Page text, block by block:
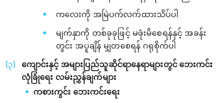
ကလေးကို အမြဲပက်လက်ထားသိပ်ပါ
မျက်နှာကို တစ်ခုခုဖြင့် မဖုံးမိစေရန်နှင့် အခန်း
တွင်း အပူချိန် မျှတစေရန် ဂရုစိုက်ပါ
ကျောင်းနှင့် အများပြည်သူဆိုင်ရာနေရာများတွင် ဘေးကင်း
လုံခြုံရေး လမ်းညွှန်ချက်များ
ကစားကွင်း ဘေးကင်းရေး